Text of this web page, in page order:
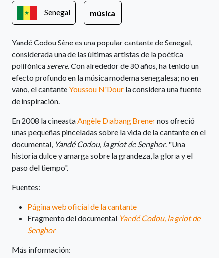
Senegal música
Yandé Codou Sène es una popular cantante de Senegal,
considerada una de las últimas artistas de la poética
polifónica serere. Con alrededor de 80 años, ha tenido un
efecto profundo en la música moderna senegalesa; no en
vano, el cantanteYoussou N'Dour la considera una fuente
de inspiración.
En 2008 la cineastaAngèle Diabang Brenernos ofreció
unas pequeñas pinceladas sobre la vida de la cantante en el
documental, Yandé Codou, la griot de Senghor. "Una
historia dulce y amarga sobre la grandeza, la gloria y el
paso del tiempo".
Fuentes:
Página web oficial de la cantante
Fragmento del documental Yandé Codou, la griot de
Senghor
Más información: